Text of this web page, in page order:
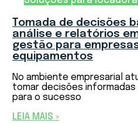
Tomada de decisões
análise e relatórios
gestão para
equipamentos
No ambiente empresarial
tomar decisões informadas
para o sucesso
LEIA MAIS »